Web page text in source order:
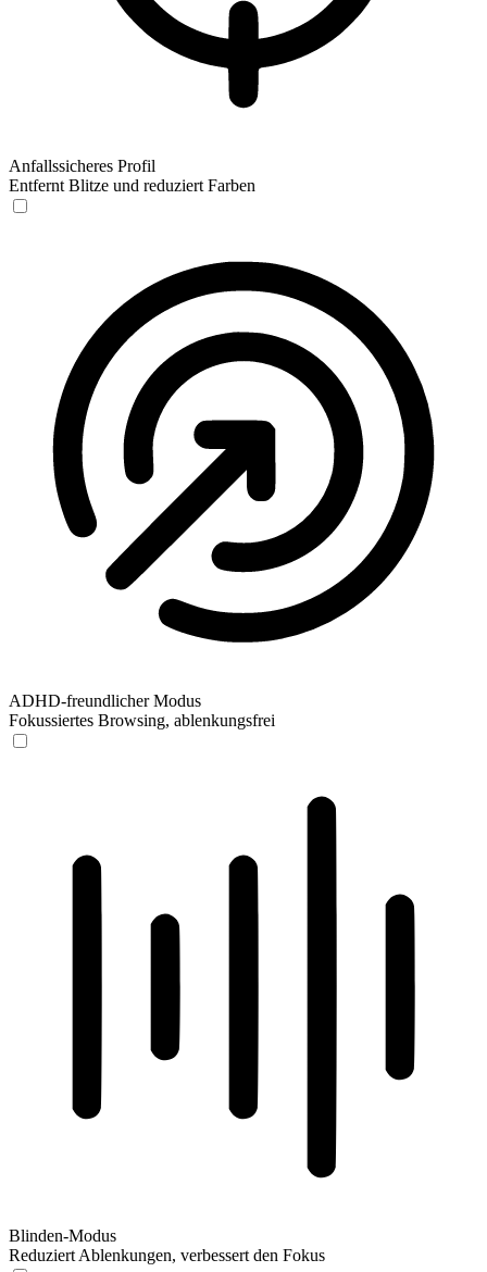
Anfallssicheres Profil
Entfernt Blitze und reduziert Farben
ADHD-freundlicher Modus
Fokussiertes Browsing, ablenkungsfrei
Blinden-Modus
Reduziert Ablenkungen, verbessert den Fokus